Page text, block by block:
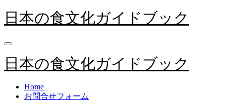
内
容
ス
ッ
日本の食文化ガイドブック
日本の食文化ガイドブック
Home
お問合せフォーム